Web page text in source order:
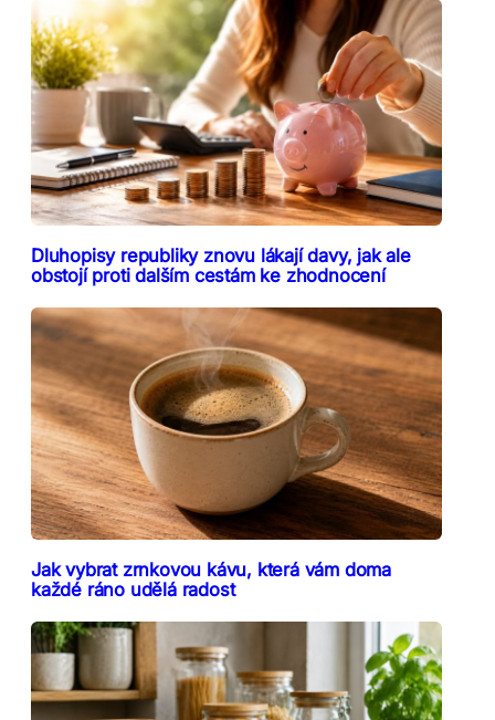
Dluhopisy republiky znovu lákají davy, jak ale
obstojí proti dalším cestám ke zhodnocení
Jak vybrat zrnkovou kávu, která vám doma
každé ráno udělá radost